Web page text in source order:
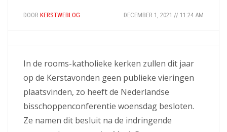
DOOR KERSTWEBLOG DECEMBER 1, 2021 // 11:24 AM
In de rooms-katholieke kerken zullen dit jaar
op de Kerstavonden geen publieke vieringen
plaatsvinden, zo heeft de Nederlandse
bisschoppenconferentie woensdag besloten.
Ze namen dit besluit na de indringende